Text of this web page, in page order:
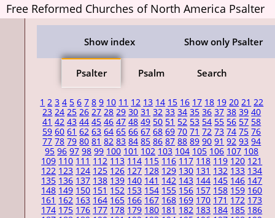
Free Reformed Churches of North America Psalter
Show index Show only Psalter
Psalter Psalm Search
1 2 3 4 5 6 7 8 9 10 11 12 13 14 15 16 17 18 19 20 21 22
23 24 25 26 27 28 29 30 31 32 33 34 35 36 37 38 39 40
41 42 43 44 45 46 47 48 49 50 51 52 53 54 55 56 57 58
59 60 61 62 63 64 65 66 67 68 69 70 71 72 73 74 75 76
77 78 79 80 81 82 83 84 85 86 87 88 89 90 91 92 93 94
95 96 97 98 99 100 101 102 103 104 105 106 107 108
109 110 111 112 113 114 115 116 117 118 119 120 121
122 123 124 125 126 127 128 129 130 131 132 133 134
135 136 137 138 139 140 141 142 143 144 145 146 147
148 149 150 151 152 153 154 155 156 157 158 159 160
161 162 163 164 165 166 167 168 169 170 171 172 173
174 175 176 177 178 179 180 181 182 183 184 185 186